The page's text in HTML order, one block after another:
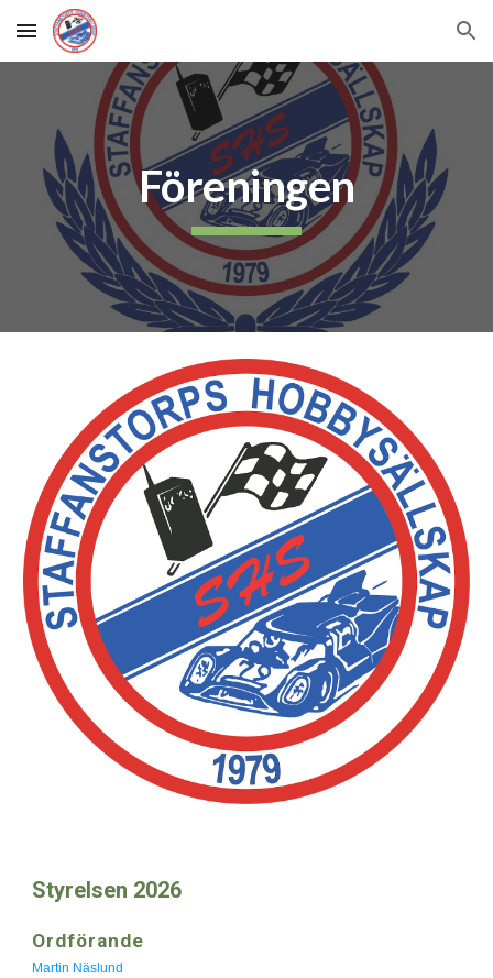
Skip to main content Skip to navigation
Föreningen
Styrelsen 2026
Ordförande
Martin Näslund